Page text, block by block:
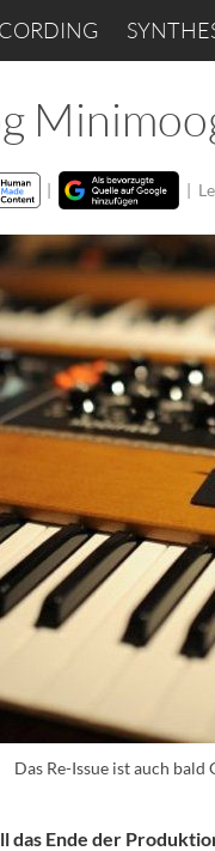
| |
Das Re-Issue ist auch bald
Ende der